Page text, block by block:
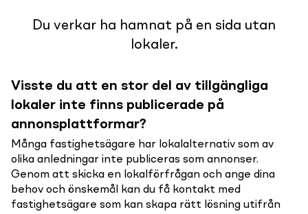
Du verkar ha hamnat på en sida utan
lokaler.
Visste du att en stor del av tillgängliga
lokaler inte finns publicerade på
annonsplattformar?
Många fastighetsägare har lokalalternativ som av
olika anledningar inte publiceras som annonser.
Genom att skicka en lokalförfrågan och ange dina
behov och önskemål kan du få kontakt med
fastighetsägare som kan skapa rätt lösning utifrån